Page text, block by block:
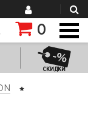
0
СКИДКИ